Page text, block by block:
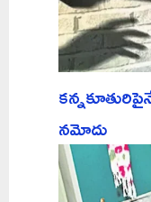
నమోదు